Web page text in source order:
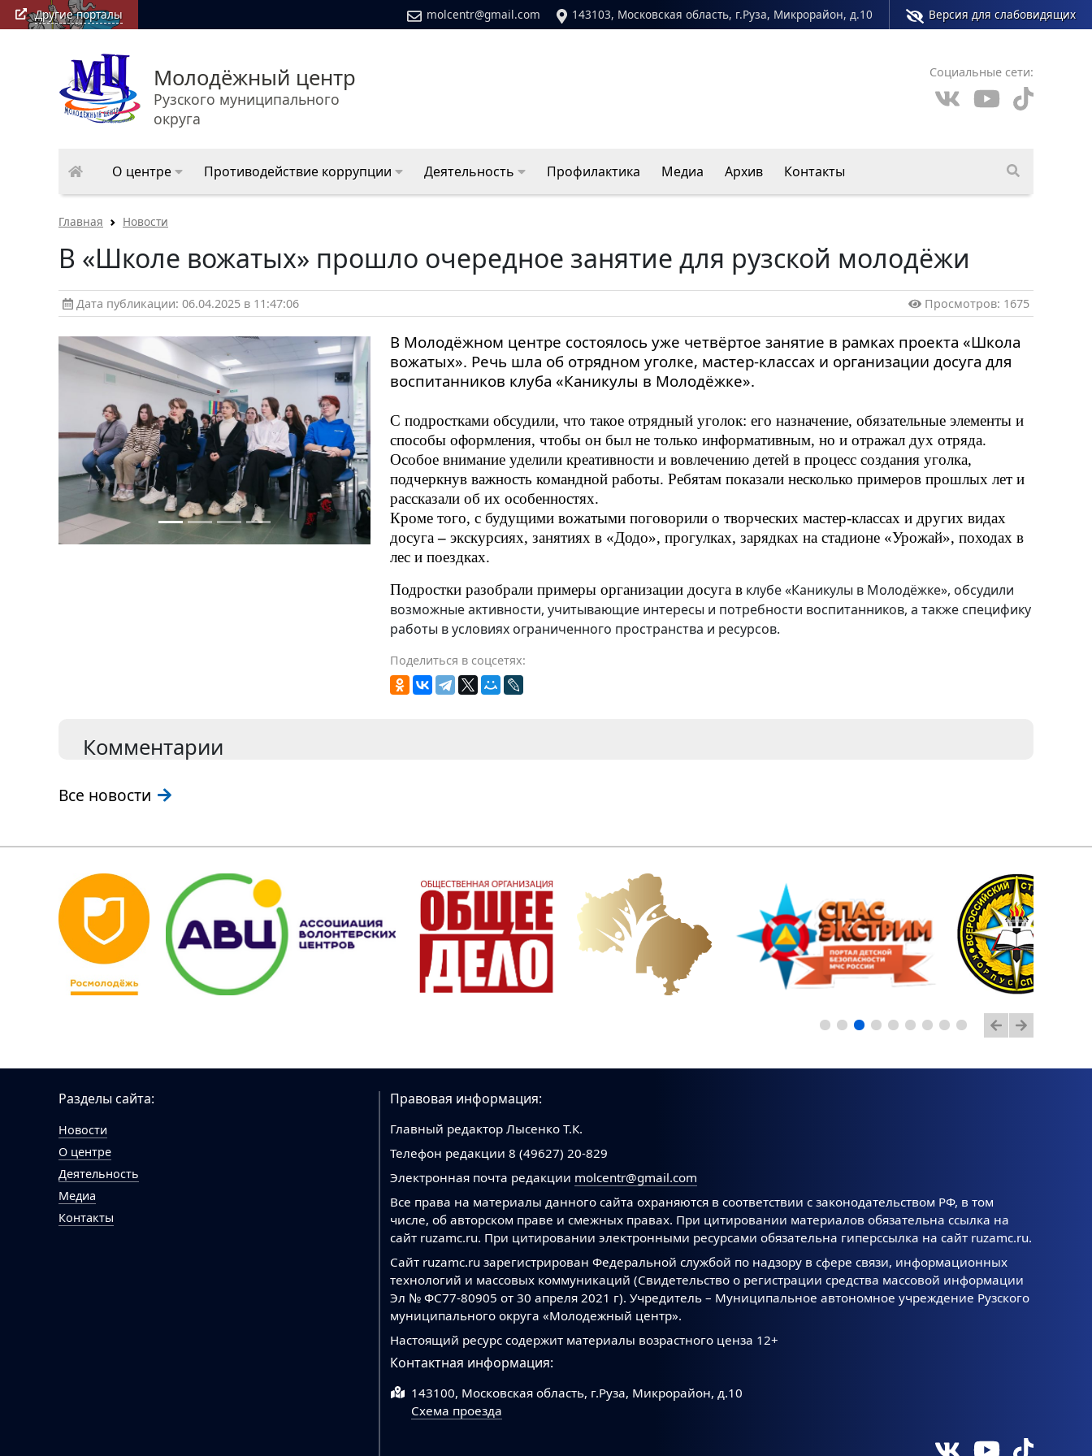
Другие порталы molcentr@gmail.com 143103, Московская область, г.Руза, Микрорайон, д.10 Версия для слабовидящих
Молодёжный центр
Рузского муниципального
округа
Социальные сети:
О центре Противодействие коррупции Деятельность Профилактика Медиа Архив Контакты
Главная Новости
В «Школе вожатых» прошло очередное занятие для рузской молодёжи
Дата публикации: 06.04.2025 в 11:47:06 Просмотров: 1675
В Молодёжном центре состоялось уже четвёртое занятие в рамках проекта «Школа
вожатых». Речь шла об отрядном уголке, мастер-классах и организации досуга для
воспитанников клуба «Каникулы в Молодёжке».
С подростками обсудили, что такое отрядный уголок: его назначение, обязательные элементы и
способы оформления, чтобы он был не только информативным, но и отражал дух отряда.
Особое внимание уделили креативности и вовлечению детей в процесс создания уголка,
подчеркнув важность командной работы. Ребятам показали несколько примеров прошлых лет и
рассказали об их особенностях.
Кроме того, с будущими вожатыми поговорили о творческих мастер-классах и других видах
досуга– экскурсиях, занятиях в «Додо», прогулках, зарядках на стадионе «Урожай», походах в
лес и поездках.
Подростки разобрали примеры организации досуга в клубе «Каникулы в Молодёжке», обсудили
возможные активности, учитывающие интересы и потребности воспитанников, а также специфику
работы в условиях ограниченного пространства и ресурсов.
Поделиться в соцсетях:
Комментарии
Все новости
Разделы сайта:
Новости
О центре
Деятельность
Медиа
Контакты
Правовая информация:
Главный редактор Лысенко Т.К.
Телефон редакции 8 (49627) 20-829
Электронная почта редакции molcentr@gmail.com
Все права на материалы данного сайта охраняются в соответствии с законодательством РФ, в том
числе, об авторском праве и смежных правах. При цитировании материалов обязательна ссылка на
сайт ruzamc.ru. При цитировании электронными ресурсами обязательна гиперссылка на сайт ruzamc.ru.
Сайт ruzamc.ru зарегистрирован Федеральной службой по надзору в сфере связи, информационных
технологий и массовых коммуникаций (Свидетельство о регистрации средства массовой информации
Эл № ФС77-80905 от 30 апреля 2021 г). Учредитель – Муниципальное автономное учреждение Рузского
муниципального округа «Молодежный центр».
Настоящий ресурс содержит материалы возрастного ценза 12+
Контактная информация:
143100, Московская область, г.Руза, Микрорайон, д.10
Схема проезда